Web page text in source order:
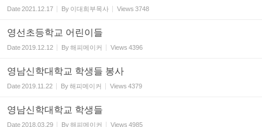
Date2021.12.17 By 이대희부목사 Views 3748
영선초등학교 어린이들
Date2019.12.12 By해피메이커 Views 4396
영남신학대학교 학생들 봉사
Date2019.11.22 By해피메이커 Views 4379
영남신학대학교 학생들
Date2018.03.29 By해피메이커 Views 4985